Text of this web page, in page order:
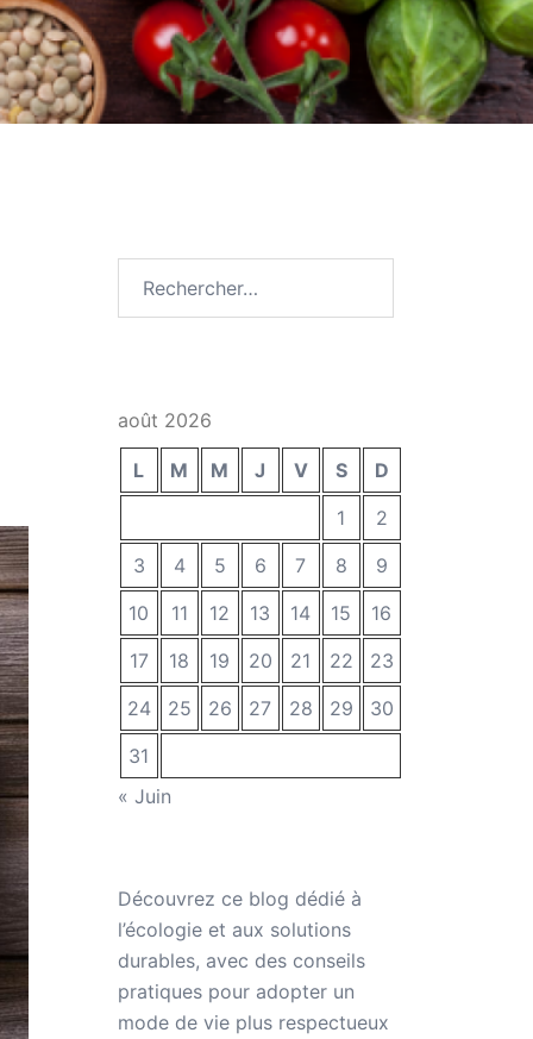
août 2026
L M M J V S
D
1
2
3
4 5 6 7 8
9
10
11 12 13 14 15
16
17
18 19 20 21 22
23
24
25 26 27 28 29
30
31
« Juin
Découvrez ce blog dédié à
l’écologieet aux solutions
durables, avec des conseils
pratiques pour adopter un
mode de vie plus respectueux